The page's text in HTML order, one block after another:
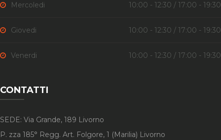
Mercoledi 10:00 - 12:30 / 17:00 - 19:30
Giovedi 10:00 - 12:30 / 17:00 - 19:30
Venerdi 10:00 - 12:30 / 17:00 - 19:30
CONTATTI
SEDE: Via Grande, 189 Livorno
P. zza 185° Regg. Art. Folgore, 1 (Marilia) Livorno